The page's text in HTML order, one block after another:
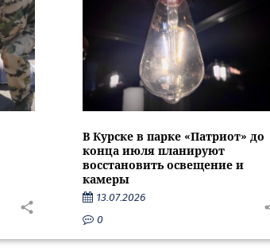
В Курске в парке «Патриот» до
конца июля планируют
восстановить освещение и
камеры
13.07.2026
0